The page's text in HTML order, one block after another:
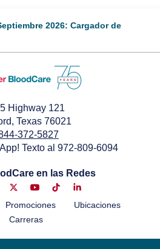
2026: Cargador de
Highway 121
Texas 76021
372-5827
Texto al 972-809-6094
en las Redes
Promociones
Ubicaciones
Carreras